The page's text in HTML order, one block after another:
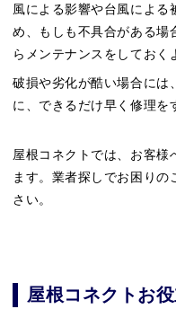
風による影響や台風による
め、もしも不具合がある場
らメンテナンスをしておく
破損や劣化が酷い場合には
に、できるだけ早く修理を
屋根コネクトでは、お客様
ます。業者探しでお困り
さい。
屋根コネクトお